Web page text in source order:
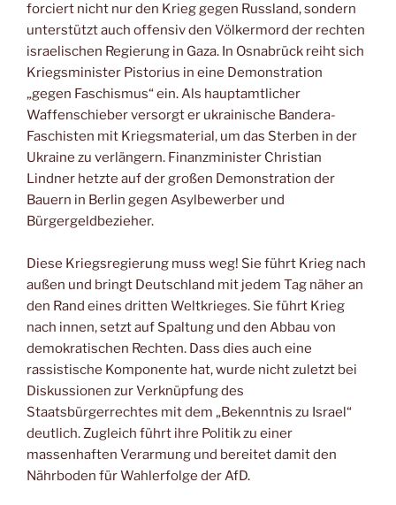
forciert nicht nur den Krieg gegen Russland, sondern
unterstützt auch offensiv den Völkermord der rechten
israelischen Regierung in Gaza. In Osnabrück reiht sich
Kriegsminister Pistorius in eine Demonstration
„gegen Faschismus“ ein. Als hauptamtlicher
Waffenschieber versorgt er ukrainische Bandera-
Faschisten mit Kriegsmaterial, um das Sterben in der
Ukraine zu verlängern. Finanzminister Christian
Lindner hetzte auf der großen Demonstration der
Bauern in Berlin gegen Asylbewerber und
Bürgergeldbezieher.
Diese Kriegsregierung muss weg! Sie führt Krieg nach
außen und bringt Deutschland mit jedem Tag näher an
den Rand eines dritten Weltkrieges. Sie führt Krieg
nach innen, setzt auf Spaltung und den Abbau von
demokratischen Rechten. Dass dies auch eine
rassistische Komponente hat, wurde nicht zuletzt bei
Diskussionen zur Verknüpfung des
Staatsbürgerrechtes mit dem „Bekenntnis zu Israel“
deutlich. Zugleich führt ihre Politik zu einer
massenhaften Verarmung und bereitet damit den
Nährboden für Wahlerfolge der AfD.